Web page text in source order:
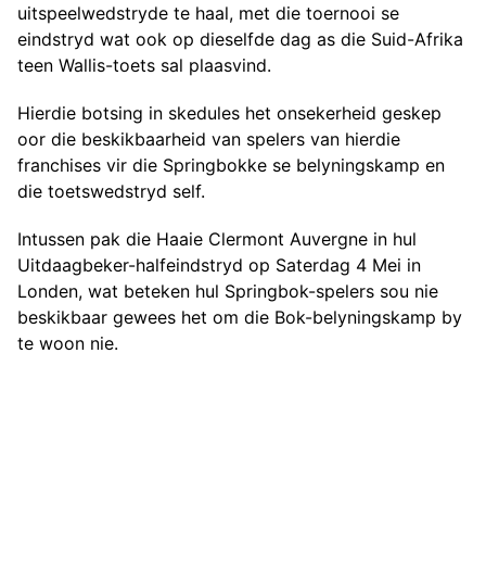
uitspeelwedstryde te haal, met die toernooi se
eindstryd wat ook op dieselfde dag as die Suid-Afrika
teen Wallis-toets sal plaasvind.
Hierdie botsing in skedules het onsekerheid geskep
oor die beskikbaarheid van spelers van hierdie
franchises vir die Springbokke se belyningskamp en
die toetswedstryd self.
Intussen pak die Haaie Clermont Auvergne in hul
Uitdaagbeker-halfeindstryd op Saterdag 4 Mei in
Londen, wat beteken hul Springbok-spelers sou nie
beskikbaar gewees het om die Bok-belyningskamp by
te woon nie.